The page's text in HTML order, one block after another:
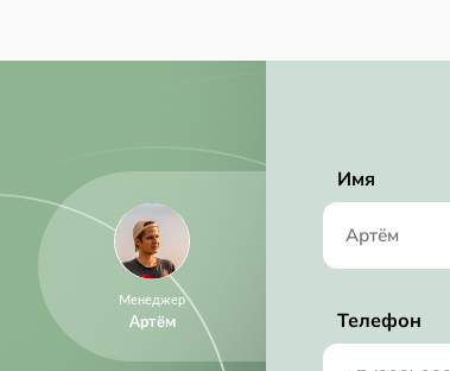
Менеджер
Артём
Имя
Телефон